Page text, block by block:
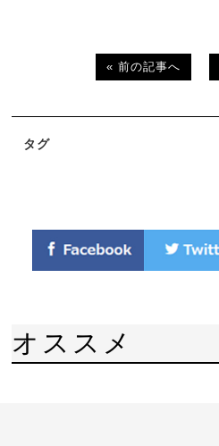
« 前の記事へ
タグ
オススメ